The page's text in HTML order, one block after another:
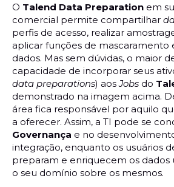
O Talend Data Preparation em
comercial permite compartilhar
perfis de acesso, realizar
aplicar funções de mascaramento
dados. Mas sem dúvidas, o maior
capacidade de incorporar seus
data preparations) aosJobs do
demonstrado na imagem acima.
área fica responsável por aquilo
a oferecer. Assim, a TI pode se
Governança e no
integração, enquanto os usuários
preparam e enriquecem os dados
o seu domínio sobre os mesmos.